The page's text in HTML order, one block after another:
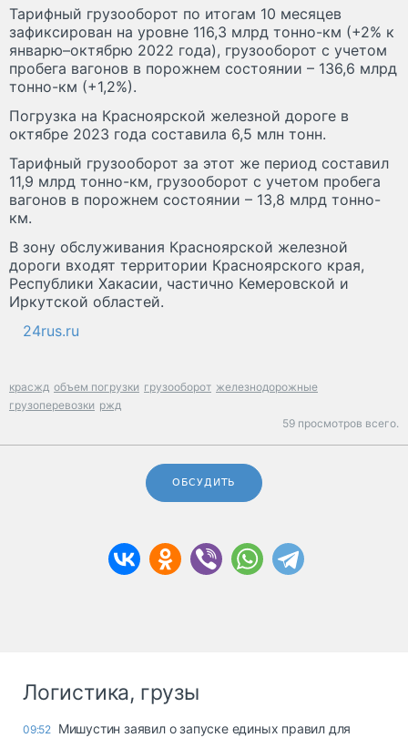
Тарифный грузооборот по итогам 10 месяцев
зафиксирован на уровне 116,3 млрд тонно-км (+2% к
январю–октябрю 2022 года), грузооборот с учетом
пробега вагонов в порожнем состоянии – 136,6 млрд
тонно-км (+1,2%).
Погрузка на Красноярской железной дороге в
октябре 2023 года составила 6,5 млн тонн.
Тарифный грузооборот за этот же период составил
11,9 млрд тонно-км, грузооборот с учетом пробега
вагонов в порожнем состоянии – 13,8 млрд тонно-
км.
В зону обслуживания Красноярской железной
дороги входят территории Красноярского края,
Республики Хакасии, частично Кемеровской и
Иркутской областей.
24rus.ru
красжд объем погрузки грузооборот железнодорожные
грузоперевозки ржд
59 просмотров всего.
ОБСУДИТЬ
Логистика, грузы
09:52 Мишустин заявил о запуске единых правил для